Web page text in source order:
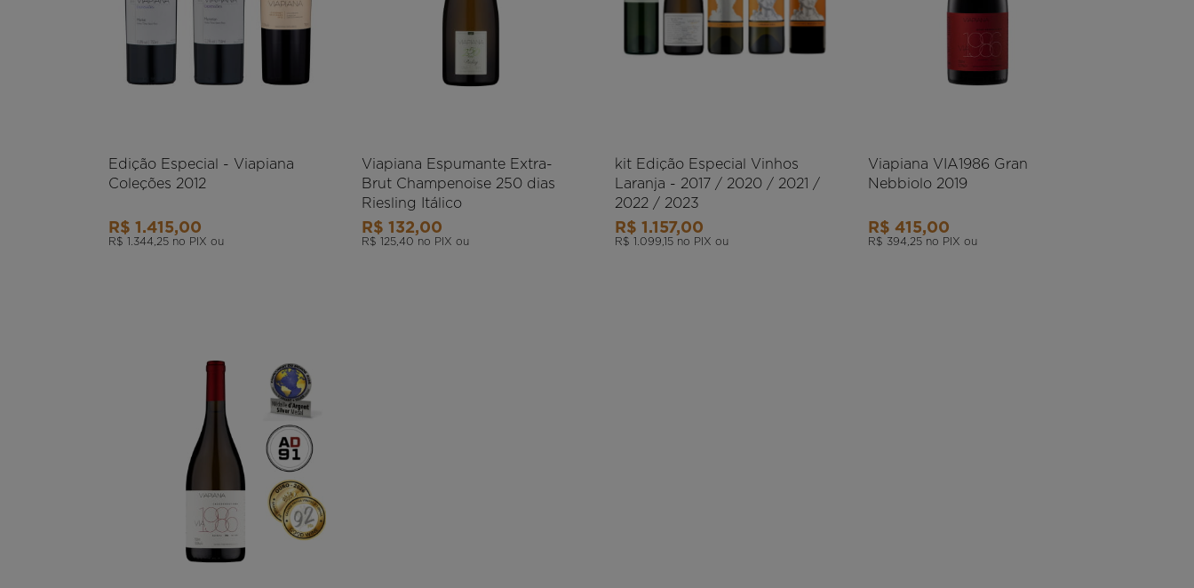
Edição Especial - Viapiana
Coleções 2012
R$ 1.415,00
R$ 1.344,25 no PIX ou
Viapiana Espumante Extra-
Brut Champenoise 250 dias
Riesling Itálico
R$ 132,00
R$ 125,40 no PIX ou
kit Edição Especial Vinhos
Laranja - 2017 / 2020 / 2021 /
2022 / 2023
R$ 1.157,00
R$ 1.099,15 no PIX ou
Viapiana VIA1986 Gran
Nebbiolo 2019
R$ 415,00
R$ 394,25 no PIX ou